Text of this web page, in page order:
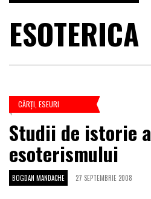
ESOTERICA
CĂRŢI ESEURI
Studii de istorie a
esoterismului
BOGDAN MANDACHE 27 SEPTEMBRIE 2008